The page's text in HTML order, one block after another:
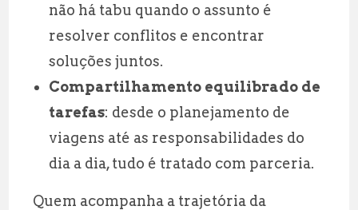
não há tabu quando o assunto é
resolver conflitos e encontrar
soluções juntos.
Compartilhamento equilibrado de
tarefas: desde o planejamento de
viagens até as responsabilidades do
dia a dia, tudo é tratado com parceria.
Quem acompanha a trajetória da